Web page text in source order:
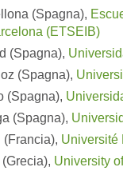
(Spagna),
(ETSEIB)
(Spagna),
(Spagna),
(Spagna),
(Spagna),
(Francia), Université
University